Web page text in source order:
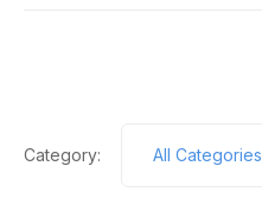
Category: All Categories